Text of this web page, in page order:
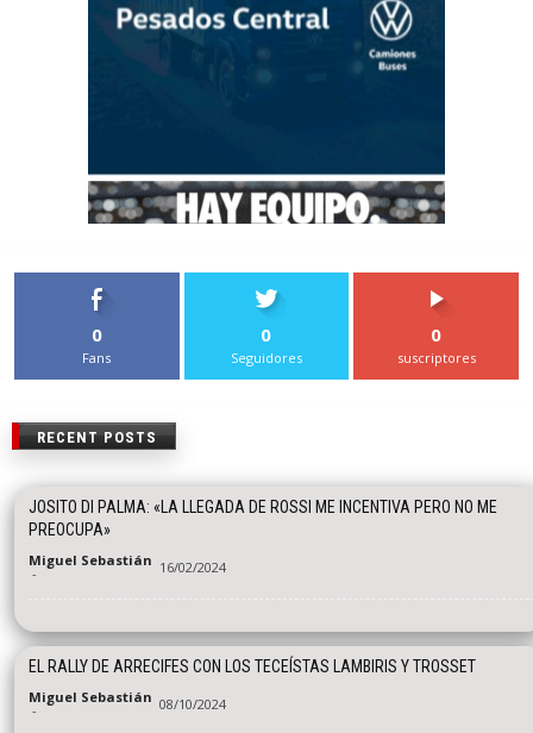
0
Fans
0
Seguidores
0
suscriptores
RECENT POSTS
JOSITO DI PALMA: «LA LLEGADA DE ROSSI ME INCENTIVA PERO NO ME
PREOCUPA»
Miguel Sebastián
- 16/02/2024
EL RALLY DE ARRECIFES CON LOS TECEÍSTAS LAMBIRIS Y TROSSET
Miguel Sebastián
- 08/10/2024